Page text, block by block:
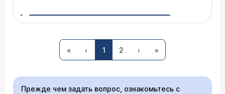
уже много лет страдаю нервной булимией (с
2009 года) Как такового ожирения у меня
вроде нет, мой рост 161, вес примерно 65, но
(( Я уже потратила много времени, сил и денег
на лечение, за эти годы я лечилась и
« ‹ 1 2 › »
Прежде чем задать вопрос, ознакомьтесь с